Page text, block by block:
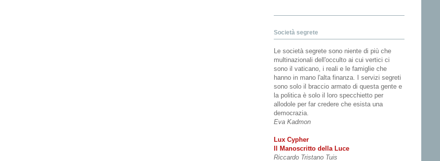
Società segrete
Le società segrete sono niente di più che
multinazionali dell'occulto ai cui vertici ci
sono il vaticano, i reali e le famiglie che
hanno in mano l'alta finanza. I servizi segreti
sono solo il braccio armato di questa gente e
la politica è solo il loro specchietto per
allodole per far credere che esista una
democrazia.
Eva Kadmon
Lux Cypher
Il Manoscritto della Luce
Riccardo Tristano Tuis